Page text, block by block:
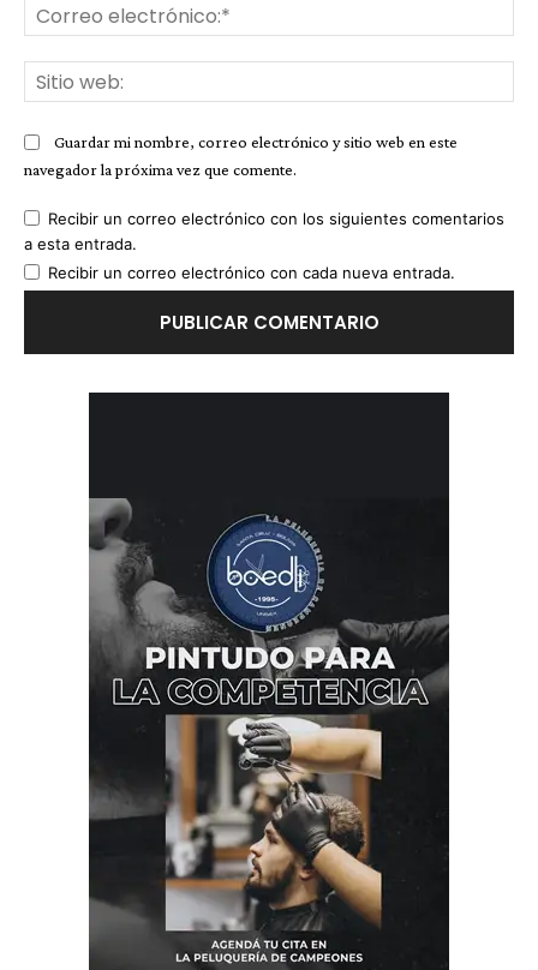
Guardar mi nombre, correo electrónico y sitio web en este
navegador la próxima vez que comente.
Recibir un correo electrónico con los siguientes comentarios
a esta entrada.
Recibir un correo electrónico con cada nueva entrada.